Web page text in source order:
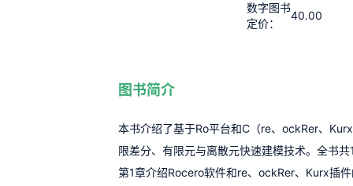
数字图书
定价：
40.00
图书简介
本书介绍了基于Ro平台和C（re、ockRer、
限差分、有限元与离散元快速建模技术。全书共
第1章介绍Rocero软件和re、ockRer、Kurx插